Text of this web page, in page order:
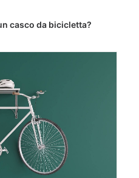
casco da bicicletta?